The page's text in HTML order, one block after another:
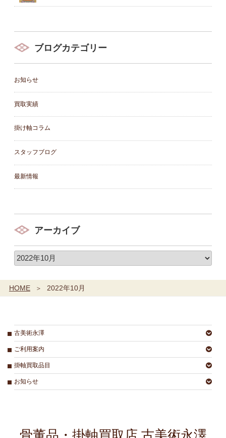
ブログカテゴリー
お知らせ
買取実績
掛け軸コラム
スタッフブログ
最新情報
アーカイブ
HOME 2022年10月
古美術永澤
ご利用案内
掛軸買取品目
お知らせ